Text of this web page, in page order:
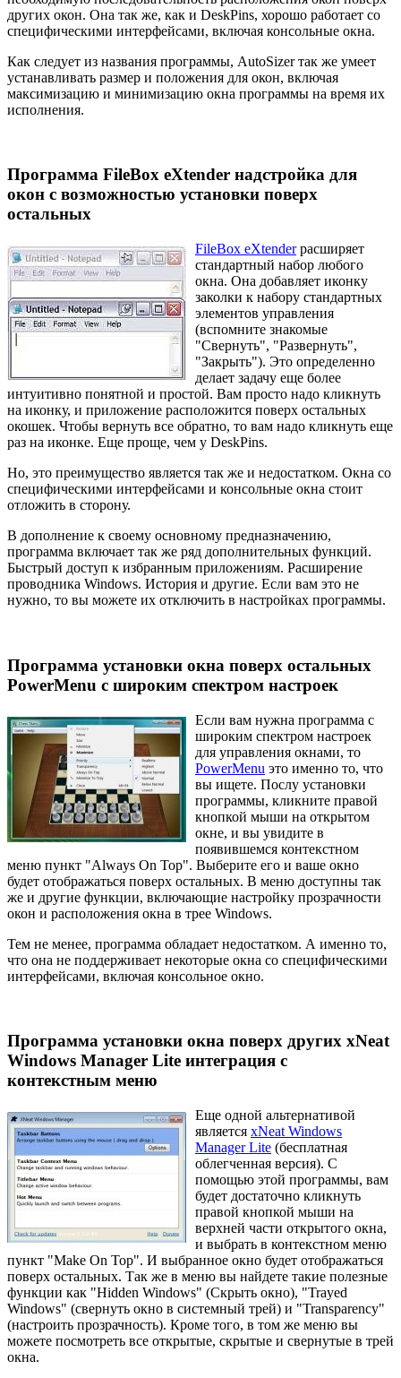
других окон. Она так же, как и DeskPins, хорошо работает со
специфическими интерфейсами, включая консольные окна.
Как следует из названия программы, AutoSizer так же умеет
устанавливать размер и положения для окон, включая
максимизацию и минимизацию окна программы на время их
исполнения.
Программа FileBox eXtender надстройка для
окон с возможностью установки поверх
остальных
FileBox eXtenderрасширяет
стандартный набор любого
окна. Она добавляет иконку
заколки к набору стандартных
элементов управления
(вспомните знакомые
"Свернуть", "Развернуть",
"Закрыть"). Это определенно
делает задачу еще более
интуитивно понятной и простой. Вам просто надо кликнуть
на иконку, и приложение расположится поверх остальных
окошек. Чтобы вернуть все обратно, то вам надо кликнуть еще
раз на иконке. Еще проще, чем у DeskPins.
Но, это преимущество является так же и недостатком. Окна со
специфическими интерфейсами и консольные окна стоит
отложить в сторону.
В дополнение к своему основному предназначению,
программа включает так же ряд дополнительных функций.
Быстрый доступ к избранным приложениям. Расширение
проводника Windows. История и другие. Если вам это не
нужно, то вы можете их отключить в настройках программы.
Программа установки окна поверх остальных
PowerMenu с широким спектром настроек
Если вам нужна программа с
широким спектром настроек
для управления окнами, то
PowerMenu это именно то, что
вы ищете. Послу установки
программы, кликните правой
кнопкой мыши на открытом
окне, и вы увидите в
появившемся контекстном
меню пункт "Always On Top". Выберите его и ваше окно
будет отображаться поверх остальных. В меню доступны так
же и другие функции, включающие настройку прозрачности
окон и расположения окна в трее Windows.
Тем не менее, программа обладает недостатком. А именно то,
что она не поддерживает некоторые окна со специфическими
интерфейсами, включая консольное окно.
Программа установки окна поверх других xNeat
Windows Manager Lite интеграция с
контекстным меню
Еще одной альтернативой
является xNeat Windows
Manager Lite (бесплатная
облегченная версия). С
помощью этой программы, вам
будет достаточно кликнуть
правой кнопкой мыши на
верхней части открытого окна,
и выбрать в контекстном меню
пункт "Make On Top". И выбранное окно будет отображаться
поверх остальных. Так же в меню вы найдете такие полезные
функции как "Hidden Windows" (Скрыть окно), "Trayed
Windows" (свернуть окно в системный трей) и "Transparency"
(настроить прозрачность). Кроме того, в том же меню вы
можете посмотреть все открытые, скрытые и свернутые в трей
окна.